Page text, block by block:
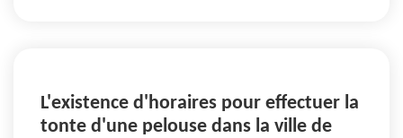
L'existence d'horaires pour effectuer la
tonte d'une pelouse dans la ville de